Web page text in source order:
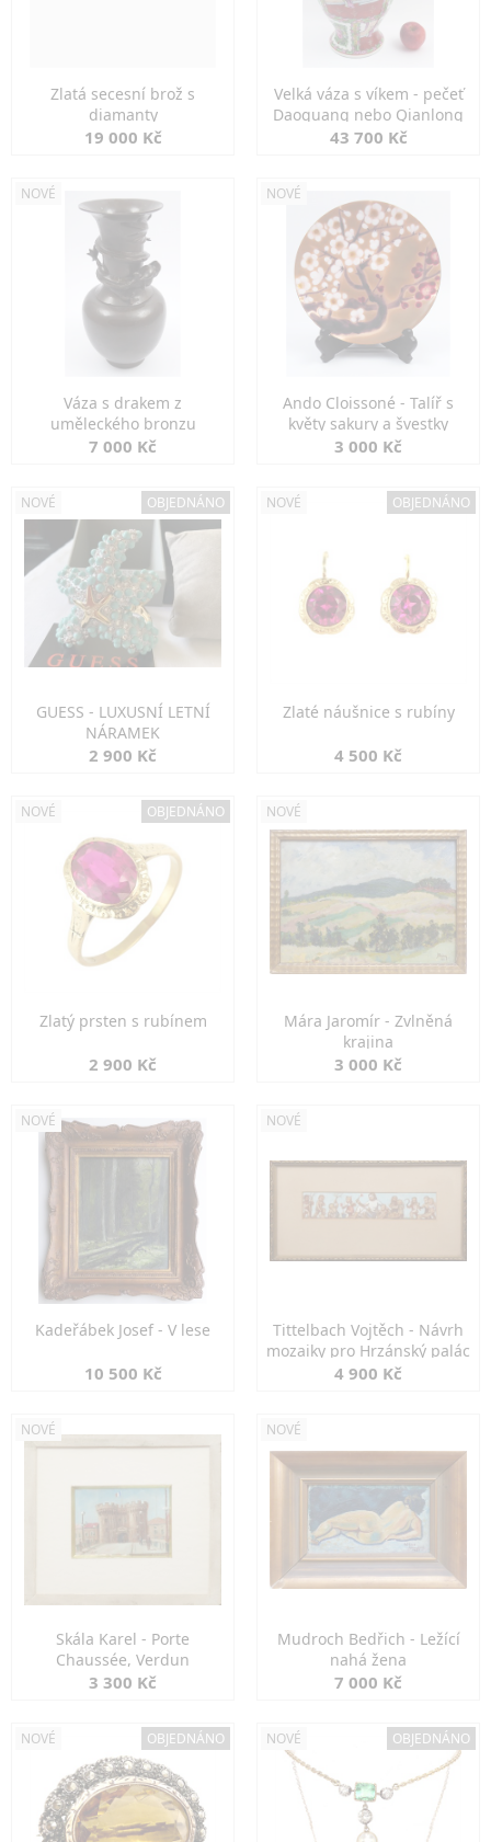
Zlatá secesní brož s
diamanty
19 000 Kč
Velká váza s víkem - pečeť
Daoguang nebo Qianlong
43 700 Kč
NOVÉ
Váza s drakem z
uměleckého bronzu
7 000 Kč
NOVÉ
Ando Cloissoné - Talíř s
květy sakury a švestky
3 000 Kč
NOVÉ OBJEDNÁNO
GUESS - LUXUSNÍ LETNÍ
NÁRAMEK
2 900 Kč
NOVÉ OBJEDNÁNO
Zlaté náušnice s rubíny
4 500 Kč
NOVÉ OBJEDNÁNO
Zlatý prsten s rubínem
2 900 Kč
NOVÉ
Mára Jaromír - Zvlněná
krajina
3 000 Kč
NOVÉ
Kadeřábek Josef - V lese
10 500 Kč
NOVÉ
Tittelbach Vojtěch - Návrh
mozaiky pro Hrzánský palác
4 900 Kč
NOVÉ
Skála Karel - Porte
Chaussée, Verdun
3 300 Kč
NOVÉ
Mudroch Bedřich - Ležící
nahá žena
7 000 Kč
NOVÉ OBJEDNÁNO NOVÉ OBJEDNÁNO